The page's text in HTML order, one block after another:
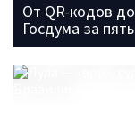
От QR-кодов
Госдума за